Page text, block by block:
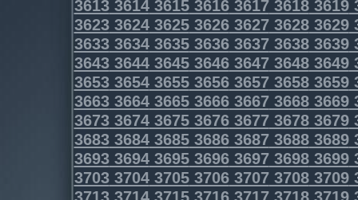
3613361436153616361736183619
3623362436253626362736283629
3633363436353636363736383639
3643364436453646364736483649
3653365436553656365736583659
3663366436653666366736683669
3673367436753676367736783679
3683368436853686368736883689
3693369436953696369736983699
3703370437053706370737083709